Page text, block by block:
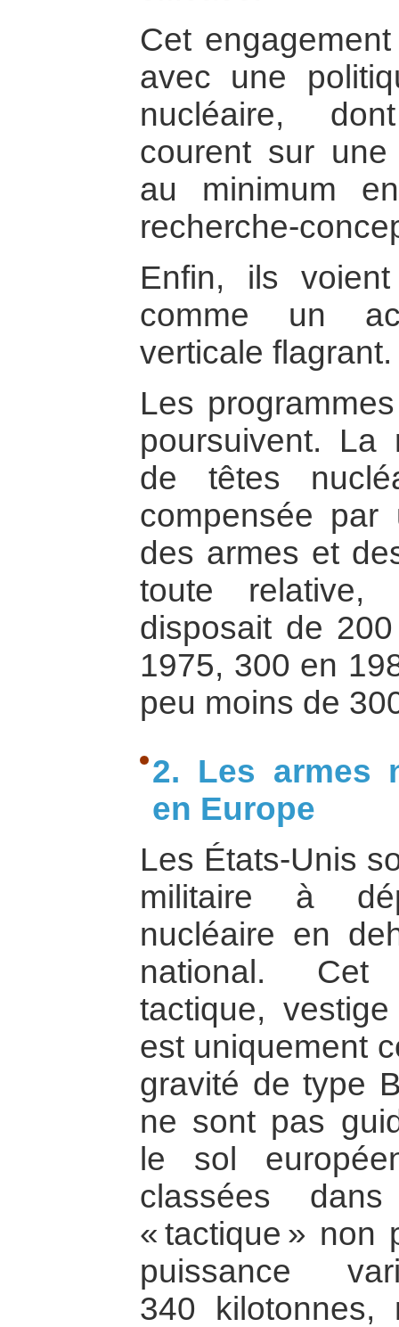
Cet
avec une
nucléaire,
courent sur une
au minimum
recherche-
Enfin, ils
comme un
verticale flagrant.
Les
poursuivent. La
de têtes
compensée par
des armes et
toute relative,
disposait de
1975, 300 en
peu moins de
2. Les armes
en Europe
Les États-Unis
militaire à
nucléaire en
national. Cet
tactique,
est uniquement
gravité de type
ne sont pas
le sol
classées
« tactique » non
puissance
340